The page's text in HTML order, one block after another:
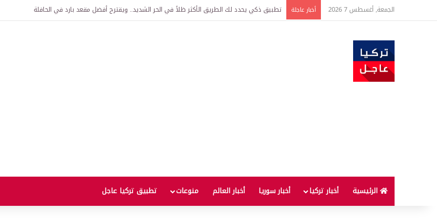
الجمعة, أغسطس 7 2026 أخبار عاجلة تطبيق ذكي يحدد لك الطريق الأكثر ظلاً في الحر الشديد.. ويقترح أفضل مقعد بارد في الحافلة
الرئيسية أخبار تركيا أخبار سوريا أخبار العالم منوعات تطبيق تركيا عاجل